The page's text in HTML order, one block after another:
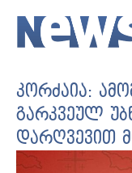
კორძაია:
გარკვეულ
დარღვევით